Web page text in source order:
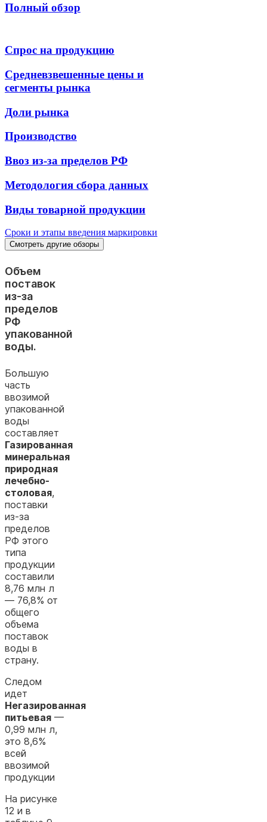
Полный обзор
Спрос на продукцию
Средневзвешенные цены и
сегменты рынка
Доли рынка
Производство
Ввоз из-за пределов РФ
Методология сбора данных
Виды товарной продукции
Сроки и этапы введения маркировки
Смотреть другие обзоры
Объем
поставок
из-за
пределов
РФ
упакованной
воды.
Большую
часть
ввозимой
упакованной
воды
составляет
Газированная
минеральная
природная
лечебно-
столовая,
поставки
из-за
пределов
РФ этого
типа
продукции
составили
8,76 млн л
— 76,8% от
общего
объема
поставок
воды в
страну.
Следом
идет
Негазированная
питьевая —
0,99 млн л,
это 8,6%
всей
ввозимой
продукции
На рисунке
12 и в